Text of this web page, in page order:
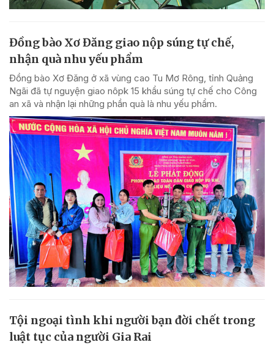
Đồng bào Xơ Đăng giao nộp súng tự chế,
nhận quà nhu yếu phẩm
Đồng bào Xơ Đăng ở xã vùng cao Tu Mơ Rông, tỉnh Quảng
Ngãi đã tự nguyện giao nôpk 15 khẩu súng tự chế cho Công
an xã và nhận lại những phần quà là nhu yếu phẩm.
Tội ngoại tình khi người bạn đời chết trong
luật tục của người Gia Rai